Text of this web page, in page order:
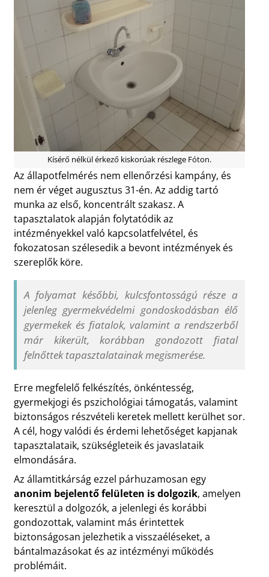
Kísérő nélkül érkező kiskorúak részlege Fóton.
Az állapotfelmérés nem ellenőrzési kampány, és
nem ér véget augusztus 31-én. Az addig tartó
munka az első, koncentrált szakasz. A
tapasztalatok alapján folytatódik az
intézményekkel való kapcsolatfelvétel, és
fokozatosan szélesedik a bevont intézmények és
szereplők köre.
A folyamat későbbi, kulcsfontosságú része a
jelenleg gyermekvédelmi gondoskodásban élő
gyermekek és fiatalok, valamint a rendszerből
már kikerült, korábban gondozott fiatal
felnőttek tapasztalatainak megismerése.
Erre megfelelő felkészítés, önkéntesség,
gyermekjogi és pszichológiai támogatás, valamint
biztonságos részvételi keretek mellett kerülhet sor.
A cél, hogy valódi és érdemi lehetőséget kapjanak
tapasztalataik, szükségleteik és javaslataik
elmondására.
Az államtitkárság ezzel párhuzamosan egy
anonim bejelentő felületen is dolgozik, amelyen
keresztül a dolgozók, a jelenlegi és korábbi
gondozottak, valamint más érintettek
biztonságosan jelezhetik a visszaéléseket, a
bántalmazásokat és az intézményi működés
problémáit.